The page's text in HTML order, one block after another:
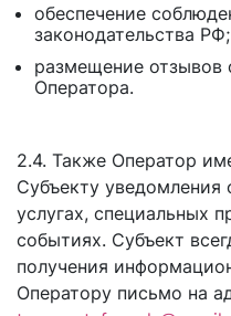
обеспечение
законодательства РФ;
размещение отзывов
Оператора.
2.4. Также Оператор
Субъекту уведомления
услугах, специальных
событиях. Субъект
получения
Оператору письмо на